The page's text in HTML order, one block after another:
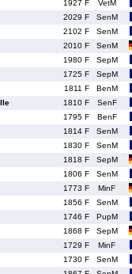
1927 F
VetM
2029 F
SenM
2102 F
SenM
2010 F
SenM
1980 F
SepM
1725 F
SepM
1811 F
BenM
1810 F
SenF
1795 F
BenF
1814 F
SenM
1830 F
SenM
1818 F
SepM
1806 F
SenM
1773 F
MinF
1856 F
SenM
1746 F
PupM
1868 F
SepM
1729 F
MinF
1730 F
SenM